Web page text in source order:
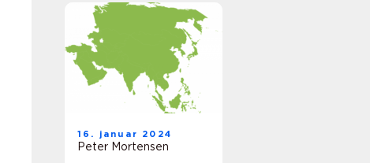
16. januar 2024
Peter Mortensen